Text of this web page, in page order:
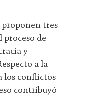
proponen tres
proceso de
y
a la
los conflictos
contribuyó